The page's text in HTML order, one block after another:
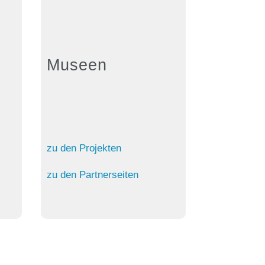
Museen
zu den Projekten
zu den Partnerseiten